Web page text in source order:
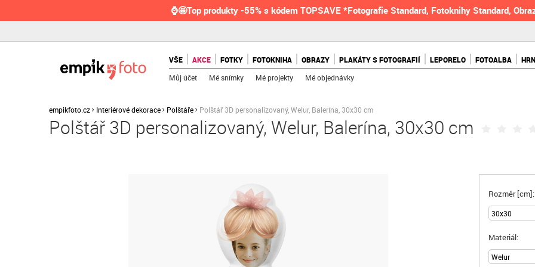
⌚🤩Top produkty -55% s kódem TOPSAVE *Fotografie Standard, Fotoknihy Standard,
VŠE AKCE FOTKY FOTOKNIHA OBRAZY PLAKÁTY S FOTOGRAFIÍ LEPORELO FOTOALBA
Můj účet
Mé snímky Mé projekty Mé objednávky
empikfoto.cz Interiérové dekorace Polštáře Polštář 3D personalizovaný, Welur, Balerína, 30x30 cm
Polštář 3D personalizovaný, Welur, Balerína, 30x30 cm
Rozměr [cm]:
Materiál: